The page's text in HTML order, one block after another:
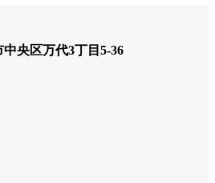
中央区万代3丁目5-36